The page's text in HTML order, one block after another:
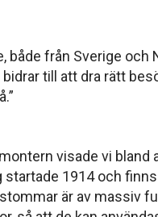
från Sverige och
till att dra rätt
visade vi
1914 och
är av massiv